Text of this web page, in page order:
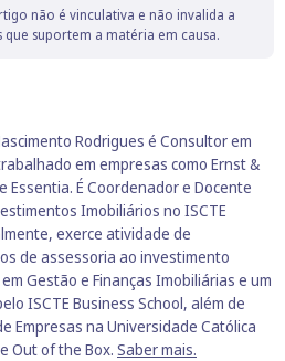
não é vinculativa e não invalida a
suportem a matéria em causa.
Rodrigues é Consultor em
em empresas como Ernst &
Essentia. É Coordenador e Docente
Imobiliários no ISCTE
exerce atividade de
de assessoria ao investimento
Gestão e Finanças Imobiliárias e um
ISCTE Business School, além de
Empresas na Universidade Católica
Out of the Box. Saber mais.